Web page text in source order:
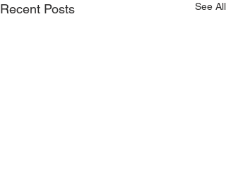
Recent Posts See All